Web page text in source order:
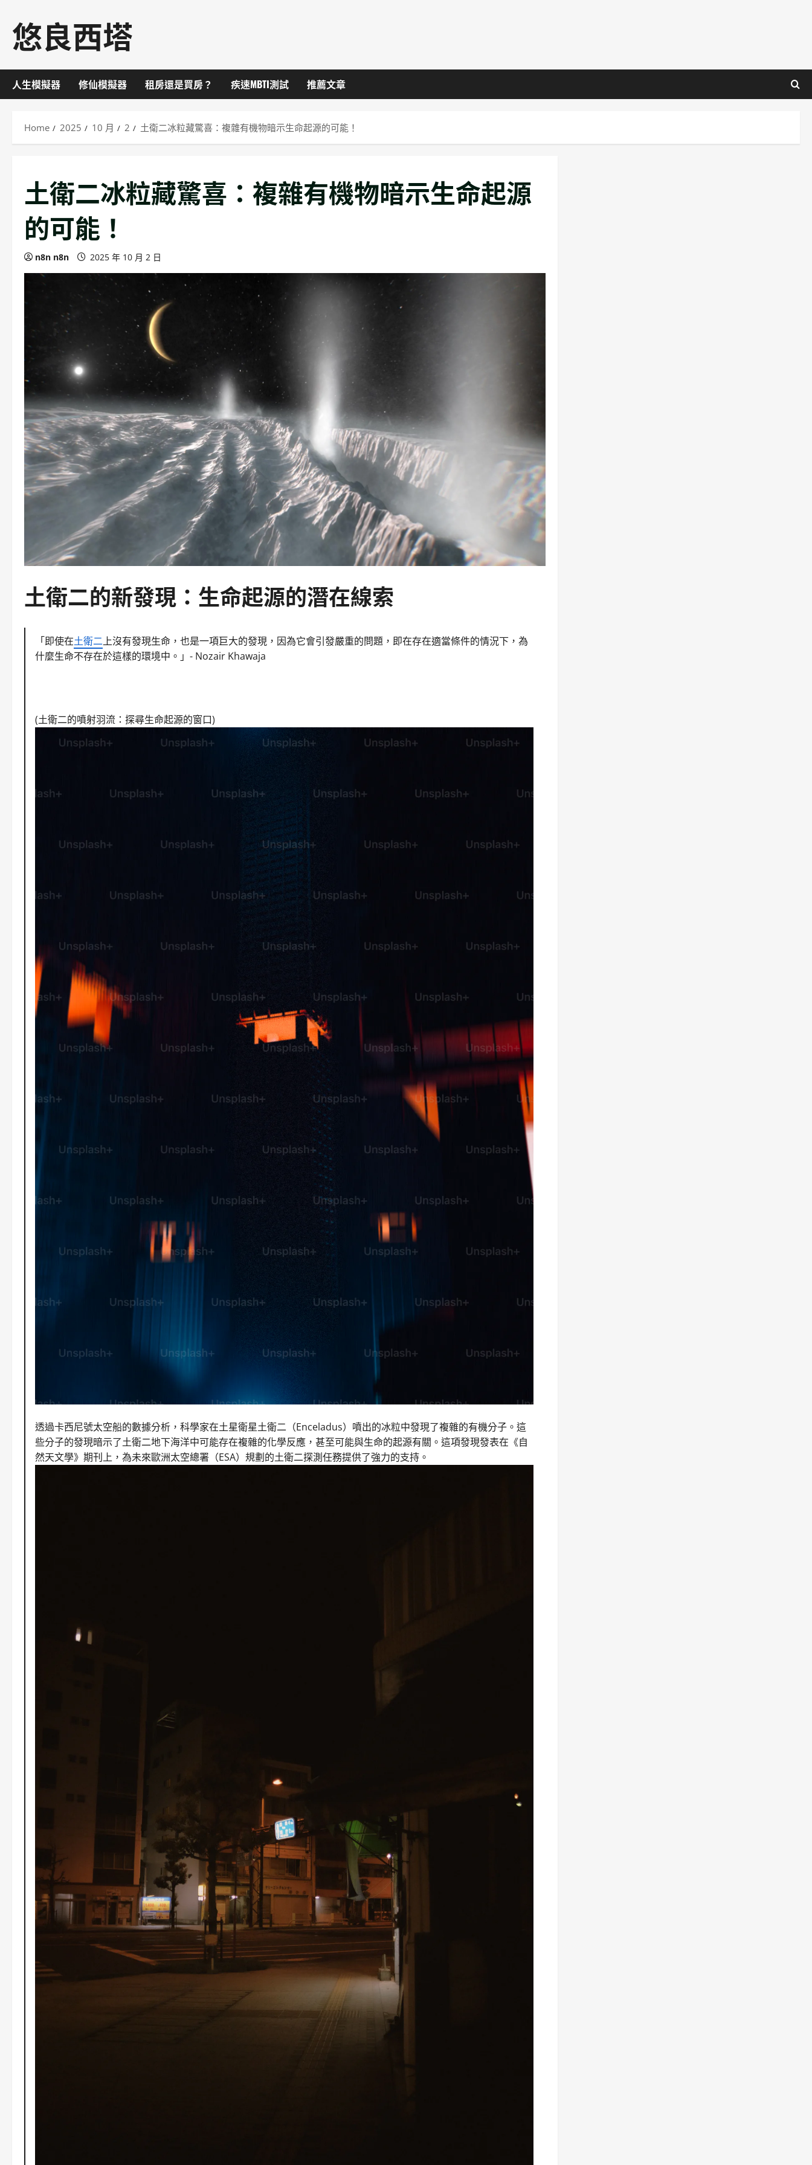
content
悠良西塔
人生模擬器 修仙模擬器 租房還是買房？ 疾速MBTI測試 推薦文章
Home 2025 10 月 2 土衛二冰粒藏驚喜：複雜有機物暗示生命起源的可能！
土衛二冰粒藏驚喜：複雜有機物暗示生命起源
的可能！
n8n n8n 2025 年 10 月 2 日
土衛二的新發現： 生命起源的潛在線索
「即使在土衛二上沒有發現生命，也是一項巨大的發現，因為它會引發嚴重的問題，即在存在適當條件的情況下，為
什麼生命不存在於這樣的環境中。」- Nozair Khawaja
(土衛二的噴射羽流：探尋生命起源的窗口)
透過卡西尼號太空船的數據分析，科學家在土星衛星土衛二 （Enceladus）噴出的冰粒中發現了複雜的有機分子 。這
些分子的發現暗示了土衛二地下海洋中可能存在複雜的化學反應 ，甚至可能與生命的起源有關。這項發現發表在《自
然天文學》期刊上，為未來歐洲太空總署（ESA）規劃的土衛二探測任務提供了強力的支持。